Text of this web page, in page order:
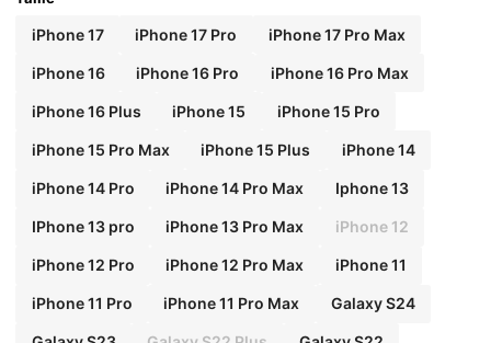
iPhone 17 iPhone 17 Pro iPhone 17 Pro Max
iPhone 16 iPhone 16 Pro iPhone 16 Pro Max
iPhone 16 Plus iPhone 15 iPhone 15 Pro
iPhone 15 Pro Max iPhone 15 Plus iPhone 14
iPhone 14 Pro iPhone 14 Pro Max Iphone 13
IPhone 13 pro iPhone 13 Pro Max iPhone 12
iPhone 12 Pro iPhone 12 Pro Max iPhone 11
iPhone 11 Pro iPhone 11 Pro Max Galaxy S24